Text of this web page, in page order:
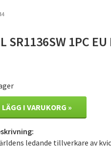
SR1136SW 1PC EU
LÄGG I VARUKORG »
ledande tillverkare av